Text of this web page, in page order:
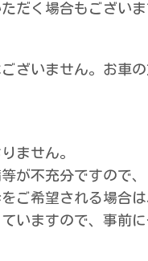
だく場合もございま
ざいません。お車
ません。
が不充分ですので
ご希望される場合
いますので、事前